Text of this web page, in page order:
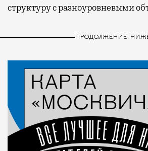
структуру с разноуровневыми
ПРОДОЛЖЕНИЕ